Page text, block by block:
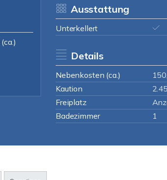
(ca.)
Ausstattung
Unterkellert
Details
Nebenkosten (ca.)
Kaution
Freiplatz
Badezimmer
1